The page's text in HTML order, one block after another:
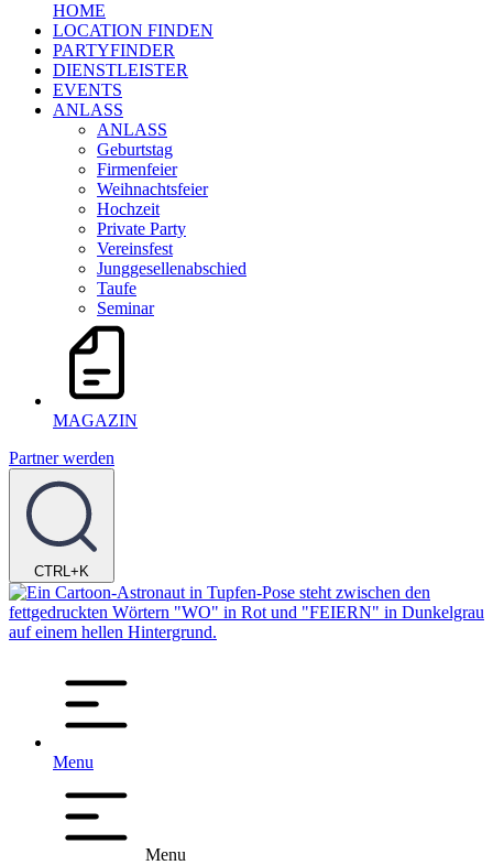
HOME
LOCATION FINDEN
PARTYFINDER
DIENSTLEISTER
EVENTS
ANLASS
ANLASS
Geburtstag
Firmenfeier
Weihnachtsfeier
Hochzeit
Private Party
Vereinsfest
Junggesellenabschied
Taufe
Seminar
MAGAZIN
Partner werden
CTRL+K
Menu
Menu